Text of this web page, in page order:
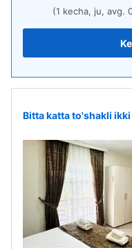
(1 kecha, ju, avg.
Bitta katta to'shakli